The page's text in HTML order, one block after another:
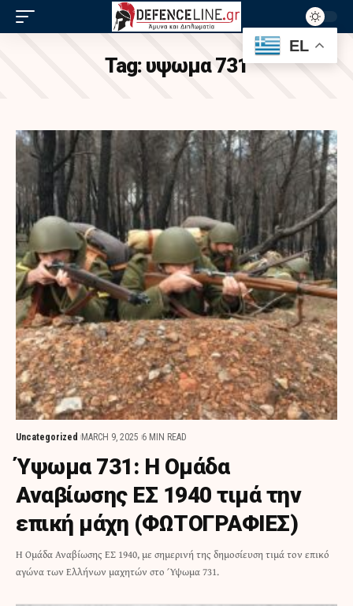
Tag: υψωμα 731
Uncategorized MARCH 9, 2025 6 MIN READ
Ύψωμα 731: Η Ομάδα
Αναβίωσης ΕΣ 1940 τιμά την
επική μάχη (ΦΩΤΟΓΡΑΦΙΕΣ)
Η Ομάδα Αναβίωσης ΕΣ 1940, με σημερινή της δημοσίευση τιμά τον επικό
αγώνα των Ελλήνων μαχητών στο Ύψωμα 731.
EL